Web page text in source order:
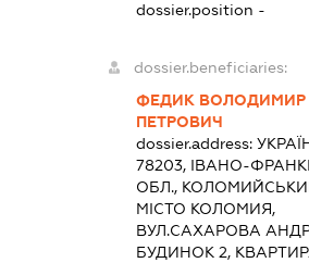
dossier.position -
dossier.beneficiaries:
ФЕДИК ВОЛОДИМИР
ПЕТРОВИЧ
dossier.address:
78203, ІВАНО-
ОБЛ.,
МІСТО КОЛОМИЯ,
ВУЛ.САХАРОВА
БУДИНОК 2,